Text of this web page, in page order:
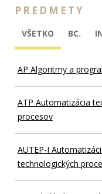
PREDMETY
VŠETKO BC.
AP Algoritmy a
ATP Automatizácia
procesov
AUTEP-I
technologických